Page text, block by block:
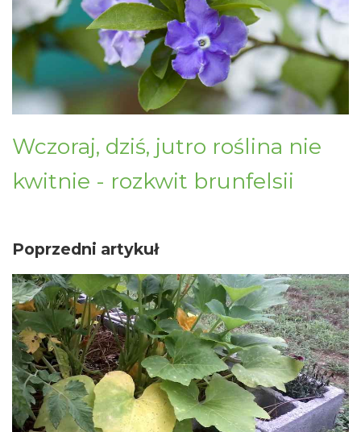
Wczoraj, dziś, jutro roślina nie
kwitnie - rozkwit brunfelsii
Poprzedni artykuł